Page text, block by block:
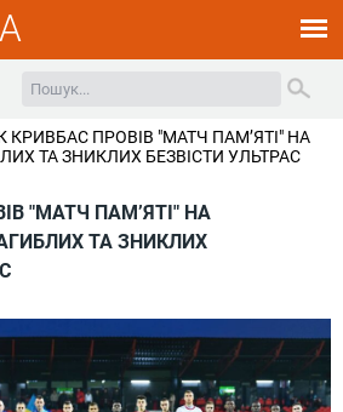
КРИВБАС ПРОВІВ "МАТЧ ПАМʼЯТІ" НА
ТА ЗНИКЛИХ БЕЗВІСТИ УЛЬТРАС
"МАТЧ ПАМʼЯТІ" НА
ТА ЗНИКЛИХ